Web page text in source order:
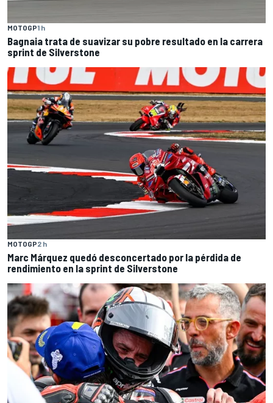
MOTOGP1 h
Bagnaia trata de suavizar su pobre resultado en la carrera
sprint de Silverstone
MOTOGP2 h
Marc Márquez quedó desconcertado por la pérdida de
rendimiento en la sprint de Silverstone